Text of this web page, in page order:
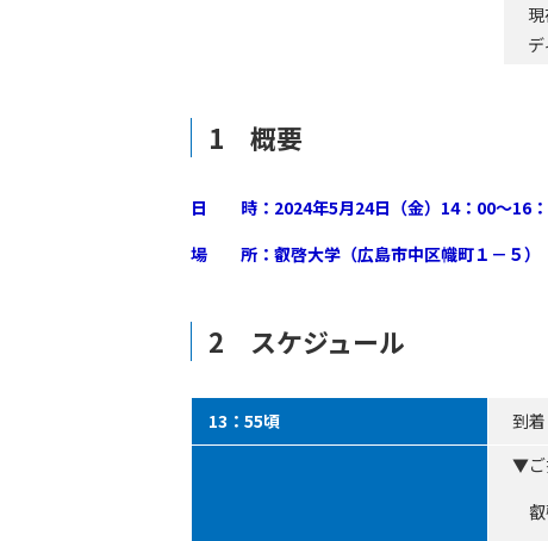
1 概要
日 時：2024年5月24日（金）14：00～16
場 所：叡啓大学（広島市中区幟町１－５）
2 スケジュール
13：55頃 到着
▼ご
叡